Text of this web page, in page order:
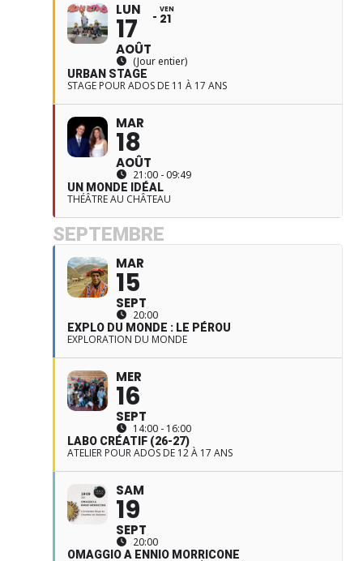
LUN
17
AOÛT
VEN
21
(Jour entier)
URBAN STAGE
STAGE POUR ADOS DE 11 À 17 ANS
MAR
18
AOÛT
21:00 - 09:49
UN MONDE IDÉAL
THÉÂTRE AU CHÂTEAU
SEPTEMBRE
MAR
15
SEPT
20:00
EXPLO DU MONDE : LE PÉROU
EXPLORATION DU MONDE
MER
16
SEPT
14:00 - 16:00
LABO CRÉATIF (26-27)
ATELIER POUR ADOS DE 12 À 17 ANS
SAM
19
SEPT
20:00
OMAGGIO A ENNIO MORRICONE